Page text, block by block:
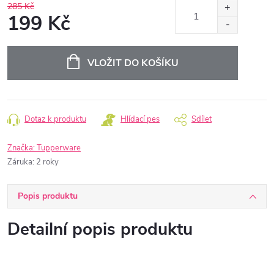
285 Kč
199 Kč
VLOŽIT DO KOŠÍKU
Dotaz k produktu Hlídací pes Sdílet
Značka:Tupperware
Záruka: 2 roky
Popis produktu
Detailní popis produktu